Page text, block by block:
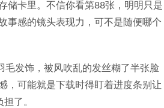
储卡里。不信你看第88张，明明只是
事感的镜头表现力，可不是随便哪个
发饰，被风吹乱的发丝糊了半张脸
，可能就是下载时得盯着进度条别让
了。